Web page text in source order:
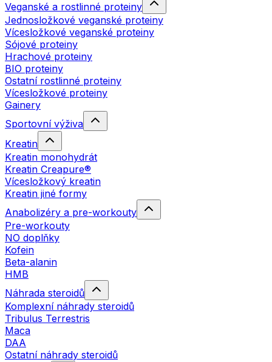
Veganské a rostlinné proteiny
Jednosložkové veganské proteiny
Vícesložkové veganské proteiny
Sójové proteiny
Hrachové proteiny
BIO proteiny
Ostatní rostlinné proteiny
Vícesložkové proteiny
Gainery
Sportovní výživa
Kreatin
Kreatin monohydrát
Kreatin Creapure®
Vícesložkový kreatin
Kreatin jiné formy
Anabolizéry a pre-workouty
Pre-workouty
NO doplňky
Kofein
Beta-alanin
HMB
Náhrada steroidů
Komplexní náhrady steroidů
Tribulus Terrestris
Maca
DAA
Ostatní náhrady steroidů